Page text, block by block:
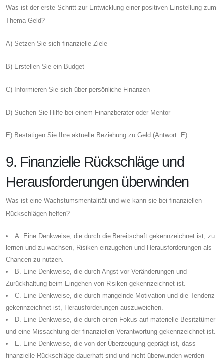
Was ist der erste Schritt zur Entwicklung einer positiven Einstellung zum
Thema Geld?
A) Setzen Sie sich finanzielle Ziele
B) Erstellen Sie ein Budget
C) Informieren Sie sich über persönliche Finanzen
D) Suchen Sie Hilfe bei einem Finanzberater oder Mentor
E) Bestätigen Sie Ihre aktuelle Beziehung zu Geld (Antwort: E)
9. Finanzielle Rückschläge und
Herausforderungen überwinden
Was ist eine Wachstumsmentalität und wie kann sie bei finanziellen
Rückschlägen helfen?
A. Eine Denkweise, die durch die Bereitschaft gekennzeichnet ist, zu
lernen und zu wachsen, Risiken einzugehen und Herausforderungen als
Chancen zu nutzen.
B. Eine Denkweise, die durch Angst vor Veränderungen und
Zurückhaltung beim Eingehen von Risiken gekennzeichnet ist.
C. Eine Denkweise, die durch mangelnde Motivation und die Tendenz
gekennzeichnet ist, Herausforderungen auszuweichen.
D. Eine Denkweise, die durch einen Fokus auf materielle Besitztümer
und eine Missachtung der finanziellen Verantwortung gekennzeichnet ist.
E. Eine Denkweise, die von der Überzeugung geprägt ist, dass
finanzielle Rückschläge dauerhaft sind und nicht überwunden werden